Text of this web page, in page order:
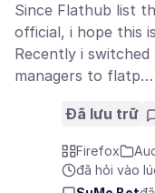
Since Flathub list
official, i hope this
Recently i
managers to flatp…
Đã lưu trữ
Firefox
đã hỏi vào